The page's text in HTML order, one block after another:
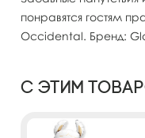
понравятся гостям
Occidental. Бренд:
С этим